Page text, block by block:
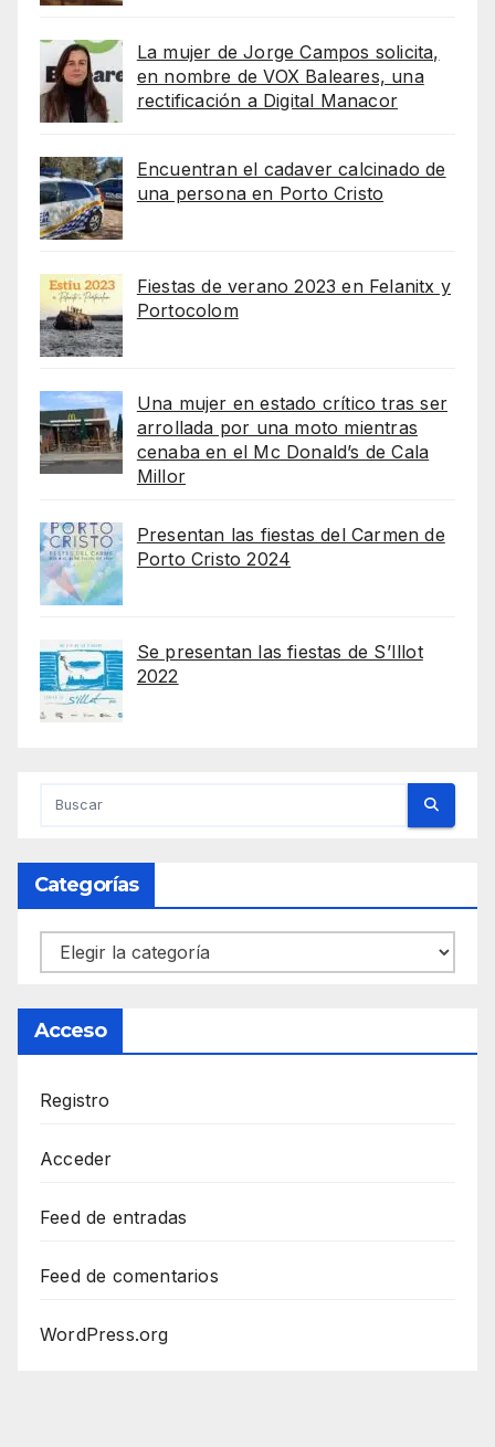
La mujer de Jorge Campos solicita,
en nombre de VOX Baleares, una
rectificación a Digital Manacor
Encuentran el cadaver calcinado de
una persona en Porto Cristo
Fiestas de verano 2023 en Felanitx y
Portocolom
Una mujer en estado crítico tras ser
arrollada por una moto mientras
cenaba en el Mc Donald’s de Cala
Millor
Presentan las fiestas del Carmen de
Porto Cristo 2024
Se presentan las fiestas de S’Illot
2022
Categorías
Categorías
Acceso
Registro
Acceder
Feed de entradas
Feed de comentarios
WordPress.org